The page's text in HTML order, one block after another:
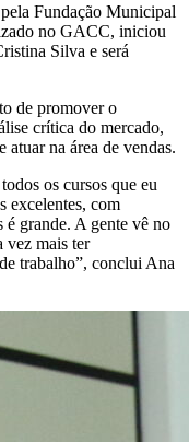
Fundação Municipal
no GACC, iniciou
Silva e será
de promover o
crítica do mercado,
atuar na área de vendas.
os cursos que eu
excelentes, com
é grande. A gente vê no
vez mais ter
trabalho”, conclui Ana